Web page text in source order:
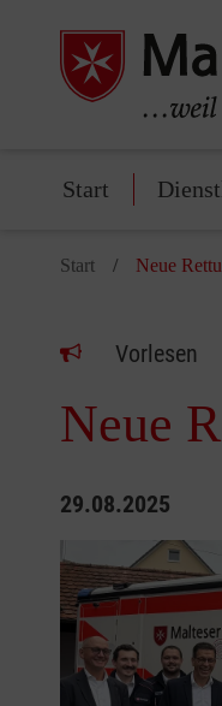
Start
Start Neue
Vorlesen
Neue
29.08.2025